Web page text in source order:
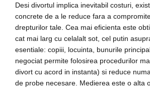
Desi divortul implica inevitabil costuri,
concrete de a le reduce fara a
drepturilor tale. Cea mai eficienta este
cat mai larg cu celalalt sot, cel putin
esentiale: copiii, locuinta, bunurile
negociat permite folosirea procedurilor
divort cu acord in instanta) si reduce
de probe necesare. Medierea este o alta